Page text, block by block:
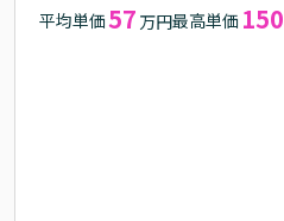
平均単価57 万円最高単価 150